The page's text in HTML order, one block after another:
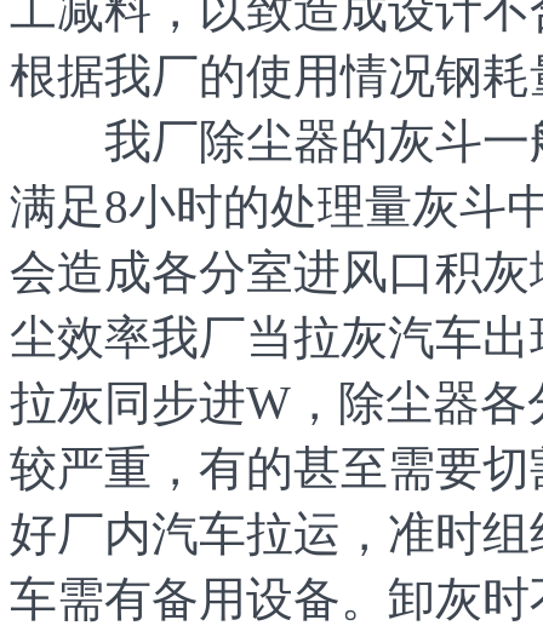
工减料，以致造成设计
根据我厂的使用情况钢
我厂除尘器的灰斗一
满足8小时的处理量灰斗
会造成各分室进风口积
尘效率我厂当拉灰汽车
拉灰同步进W，除尘器
较严重，有的甚至需要
好厂内汽车拉运，准时
车需有备用设备。卸灰